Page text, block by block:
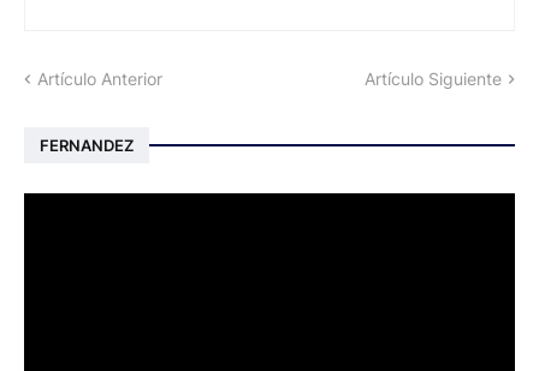
Artículo Anterior Artículo Siguiente
FERNANDEZ